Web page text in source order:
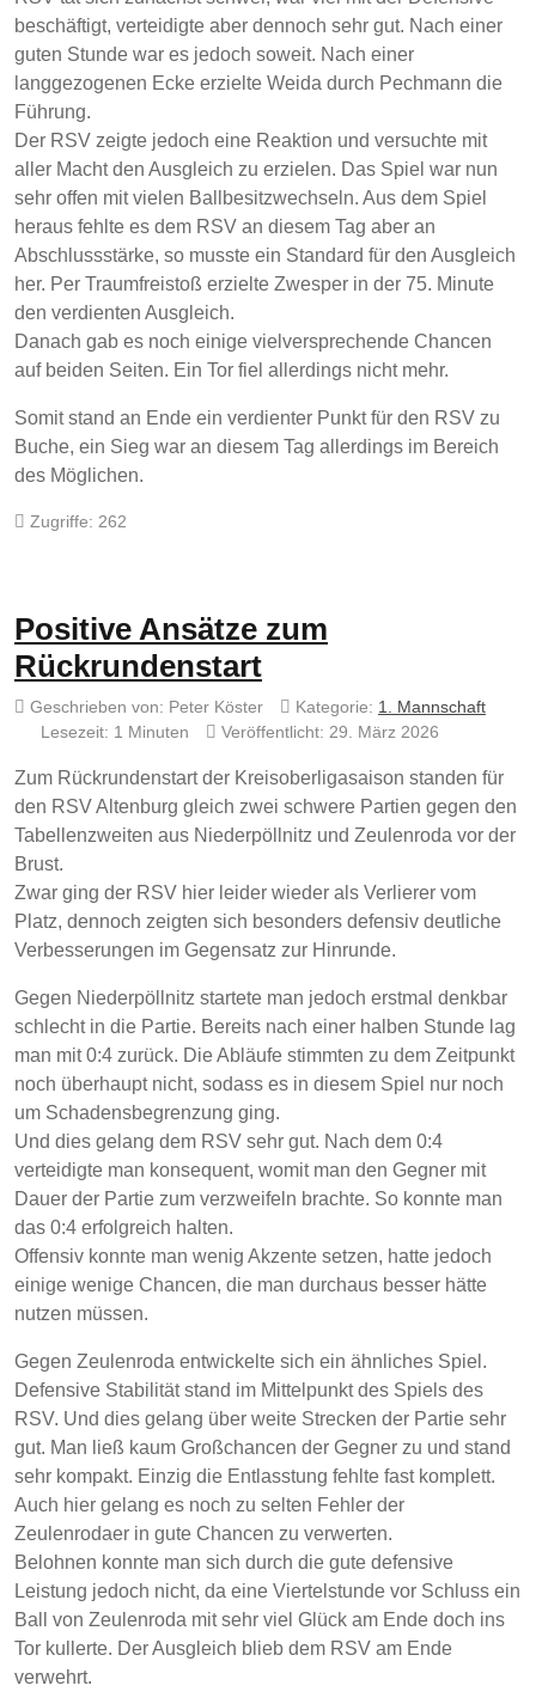
beschäftigt, verteidigte aber dennoch sehr gut. Nach einer
guten Stunde war es jedoch soweit. Nach einer
langgezogenen Ecke erzielte Weida durch Pechmann die
Führung.
Der RSV zeigte jedoch eine Reaktion und versuchte mit
aller Macht den Ausgleich zu erzielen. Das Spiel war nun
sehr offen mit vielen Ballbesitzwechseln. Aus dem Spiel
heraus fehlte es dem RSV an diesem Tag aber an
Abschlussstärke, so musste ein Standard für den Ausgleich
her. Per Traumfreistoß erzielte Zwesper in der 75. Minute
den verdienten Ausgleich.
Danach gab es noch einige vielversprechende Chancen
auf beiden Seiten. Ein Tor fiel allerdings nicht mehr.
Somit stand an Ende ein verdienter Punkt für den RSV zu
Buche, ein Sieg war an diesem Tag allerdings im Bereich
des Möglichen.
Zugriffe: 262
Positive Ansätze zum
Rückrundenstart
Geschrieben von: Peter Köster Kategorie: 1. Mannschaft
Lesezeit: 1 Minuten
Veröffentlicht: 29. März 2026
Zum Rückrundenstart der Kreisoberligasaison standen für
den RSV Altenburg gleich zwei schwere Partien gegen den
Tabellenzweiten aus Niederpöllnitz und Zeulenroda vor der
Brust.
Zwar ging der RSV hier leider wieder als Verlierer vom
Platz, dennoch zeigten sich besonders defensiv deutliche
Verbesserungen im Gegensatz zur Hinrunde.
Gegen Niederpöllnitz startete man jedoch erstmal denkbar
schlecht in die Partie. Bereits nach einer halben Stunde lag
man mit 0:4 zurück. Die Abläufe stimmten zu dem Zeitpunkt
noch überhaupt nicht, sodass es in diesem Spiel nur noch
um Schadensbegrenzung ging.
Und dies gelang dem RSV sehr gut. Nach dem 0:4
verteidigte man konsequent, womit man den Gegner mit
Dauer der Partie zum verzweifeln brachte. So konnte man
das 0:4 erfolgreich halten.
Offensiv konnte man wenig Akzente setzen, hatte jedoch
einige wenige Chancen, die man durchaus besser hätte
nutzen müssen.
Gegen Zeulenroda entwickelte sich ein ähnliches Spiel.
Defensive Stabilität stand im Mittelpunkt des Spiels des
RSV. Und dies gelang über weite Strecken der Partie sehr
gut. Man ließ kaum Großchancen der Gegner zu und stand
sehr kompakt. Einzig die Entlasstung fehlte fast komplett.
Auch hier gelang es noch zu selten Fehler der
Zeulenrodaer in gute Chancen zu verwerten.
Belohnen konnte man sich durch die gute defensive
Leistung jedoch nicht, da eine Viertelstunde vor Schluss ein
Ball von Zeulenroda mit sehr viel Glück am Ende doch ins
Tor kullerte. Der Ausgleich blieb dem RSV am Ende
verwehrt.